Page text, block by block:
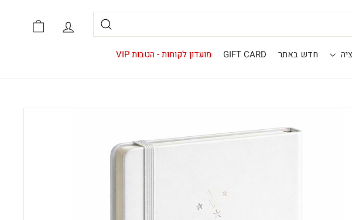
חיפוש
חדש באתר GIFT CARD מועדון לקוחות - הטבות VIP
אזור אישיסל קניות